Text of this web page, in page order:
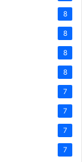
8
8
8
8
7
7
7
7